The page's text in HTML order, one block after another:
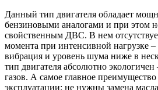
Данный тип двигателя обладает
бензиновыми аналогами и при этом
свойственным ДВС. В нем
момента при интенсивной нагрузке –
вибрация и уровень шума ниже в
тип двигателя абсолютно
газов. А самое главное
эксплуатации: не нужны замена